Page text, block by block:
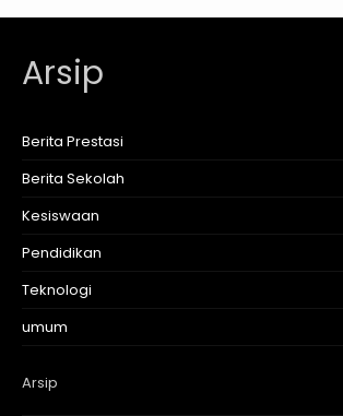
Arsip
Berita Prestasi
Berita Sekolah
Kesiswaan
Pendidikan
Teknologi
umum
Arsip